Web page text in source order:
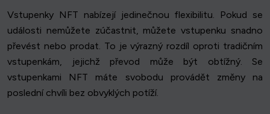
Vstupenky NFT nabízejí jedinečnou flexibilitu. Pokud se
události nemůžete zúčastnit, můžete vstupenku snadno
převést nebo prodat. To je výrazný rozdíl oproti tradičním
vstupenkám, jejichž převod může být obtížný. Se
vstupenkami NFT máte svobodu provádět změny na
poslední chvíli bez obvyklých potíží.